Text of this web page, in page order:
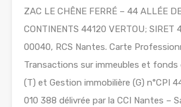
ZAC LE CHÊNE FERRÉ – 44 ALLÉE
CONTINENTS 44120 VERTOU; SIRET
00040, RCS Nantes. Carte
Transactions sur immeubles et fonds
(T) et Gestion immobilière (G) n°CPI
010 388 délivrée par la CCI Nantes –